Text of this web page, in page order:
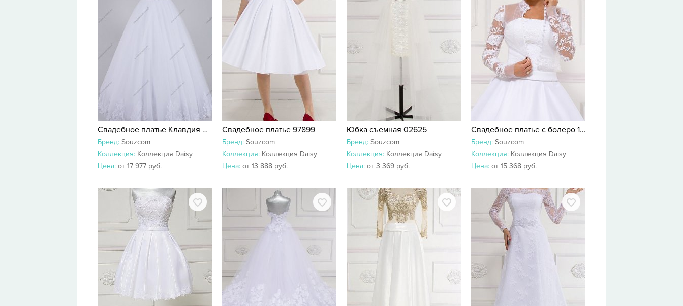
Свадебное платье Клавдия 23565
Бренд: Souzcom
Коллекция: Коллекция Daisy
Цена: от 17 977 руб.
Свадебное платье 97899
Бренд: Souzcom
Коллекция: Коллекция Daisy
Цена: от 13 888 руб.
Юбка съемная 02625
Бренд: Souzcom
Коллекция: Коллекция Daisy
Цена: от 3 369 руб.
Свадебное платье с болеро 18999
Бренд: Souzcom
Коллекция: Коллекция Daisy
Цена: от 15 368 руб.